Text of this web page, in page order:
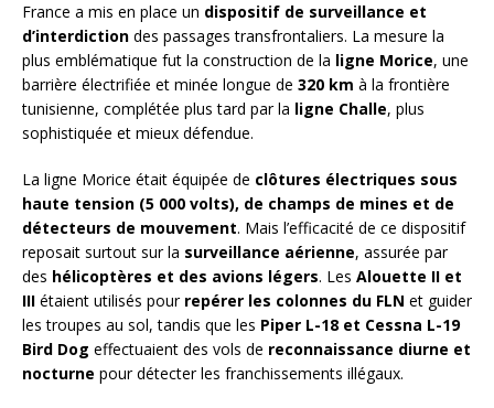
France a mis en place un dispositif de surveillance et
d’interdiction des passages transfrontaliers. La mesure la
plus emblématique fut la construction de la ligne Morice, une
barrière électrifiée et minée longue de 320 km à la frontière
tunisienne, complétée plus tard par la ligne Challe, plus
sophistiquée et mieux défendue.
La ligne Morice était équipée de clôtures électriques sous
haute tension (5 000 volts), de champs de mines et de
détecteurs de mouvement. Mais l’efficacité de ce dispositif
reposait surtout sur la surveillance aérienne, assurée par
des hélicoptères et des avions légers. Les Alouette II et
III étaient utilisés pour repérer les colonnes du FLN et guider
les troupes au sol, tandis que les Piper L-18 et Cessna L-19
Bird Dog effectuaient des vols de reconnaissance diurne et
nocturne pour détecter les franchissements illégaux.